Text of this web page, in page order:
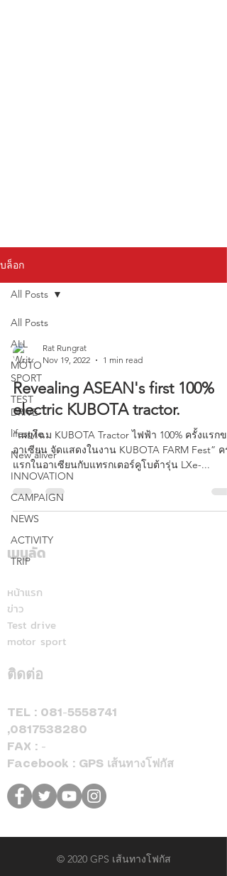
บล็อก
All Posts
ALL
MOTO
SPORT
TEST
DRIVE
lifestyle
New aliver
INNOVATION
CAMPAIGN
NEWS
ACTIVITY
TRIP
All Posts
Rat Rungrat
Nov 19, 2022
1 min read
Revealing ASEAN's first 100%
electric KUBOTA tractor.
"เผยโฉม KUBOTA Tractor ไฟฟ้า 100% ครั้งแรกข
อาเซียน จัดแสดงในงาน KUBOTA FARM Fest” ครั้ง
แรกในอาเซียนกับแทรกเตอร์คูโบต้ารุ่น LXe-...
เมนูลัด
หน้าแรก
ข่าว
Test drive
motor sport
ติดต่อ
TEL : 081-5558741
,0817538280
FAX : -
Facebook : GPS เส้นทางโฟกัส
© 2020 GPS เส้นทางโฟกัส